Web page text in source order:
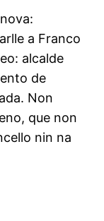
a Franco
alcalde
de
Non
que non
nin na